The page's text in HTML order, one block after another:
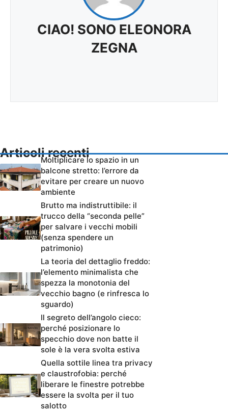
CIAO! SONO ELEONORA
ZEGNA
Articoli recenti
Moltiplicare lo spazio in un
balcone stretto: l’errore da
evitare per creare un nuovo
ambiente
Brutto ma indistruttibile: il
trucco della “seconda pelle”
per salvare i vecchi mobili
(senza spendere un
patrimonio)
La teoria del dettaglio freddo:
l’elemento minimalista che
spezza la monotonia del
vecchio bagno (e rinfresca lo
sguardo)
Il segreto dell’angolo cieco:
perché posizionare lo
specchio dove non batte il
sole è la vera svolta estiva
Quella sottile linea tra privacy
e claustrofobia: perché
liberare le finestre potrebbe
essere la svolta per il tuo
salotto